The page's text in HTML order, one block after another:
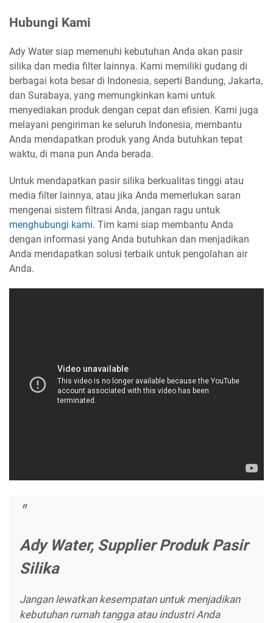
Hubungi Kami
Ady Water siap memenuhi kebutuhan Anda akan pasir
silika dan media filter lainnya. Kami memiliki gudang di
berbagai kota besar di Indonesia, seperti Bandung, Jakarta,
dan Surabaya, yang memungkinkan kami untuk
menyediakan produk dengan cepat dan efisien. Kami juga
melayani pengiriman ke seluruh Indonesia, membantu
Anda mendapatkan produk yang Anda butuhkan tepat
waktu, di mana pun Anda berada.
Untuk mendapatkan pasir silika berkualitas tinggi atau
media filter lainnya, atau jika Anda memerlukan saran
mengenai sistem filtrasi Anda, jangan ragu untuk
menghubungi kami. Tim kami siap membantu Anda
dengan informasi yang Anda butuhkan dan menjadikan
Anda mendapatkan solusi terbaik untuk pengolahan air
Anda.
Ady Water, Supplier Produk Pasir
Silika
Jangan lewatkan kesempatan untuk menjadikan
kebutuhan rumah tangga atau industri Anda